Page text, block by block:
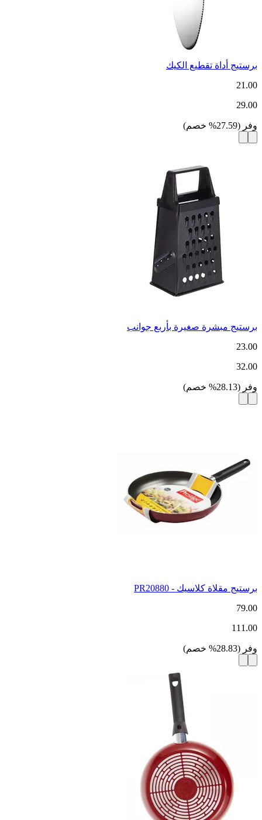
برستيج أداة تقطيع الكيك
21.00
29.00
وفر (
27.59
% خصم)
برستيج مبشرة صغيرة بأربع جوانب
23.00
32.00
وفر (
28.13
% خصم)
برستيج مقلاة كلاسيك - PR20880
79.00
111.00
وفر (
28.83
% خصم)